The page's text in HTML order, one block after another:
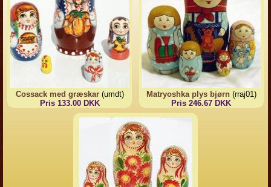
Cossack med græskar(umdt)
Pris 133.00 DKK
Matryoshka plys bjørn(rraj01)
Pris 246.67 DKK